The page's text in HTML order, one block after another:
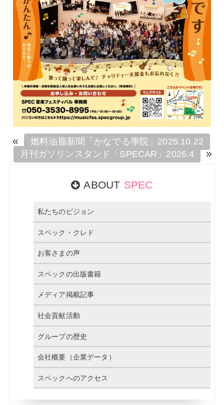
«
燃料油脂新聞「かなでる學院」2025.10.22
月刊ガソリンスタンド「SPECAR」2026.4
»
ABOUT SPEC
私たちのビジョン
スペック・クレド
お客さまの声
スペックの出版書籍
メディア掲載記事
社会貢献活動
グループの歴史
会社概要（企業データ）
スペックへのアクセス